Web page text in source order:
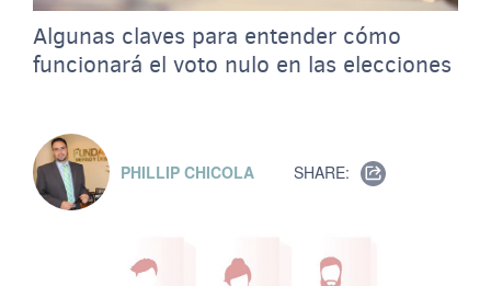
Algunas claves para entender cómo
funcionará el voto nulo en las elecciones
PHILLIP CHICOLA SHARE: